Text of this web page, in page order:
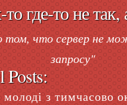
где-то не
том, что сервер не
запросу"
Posts:
з тимчасово